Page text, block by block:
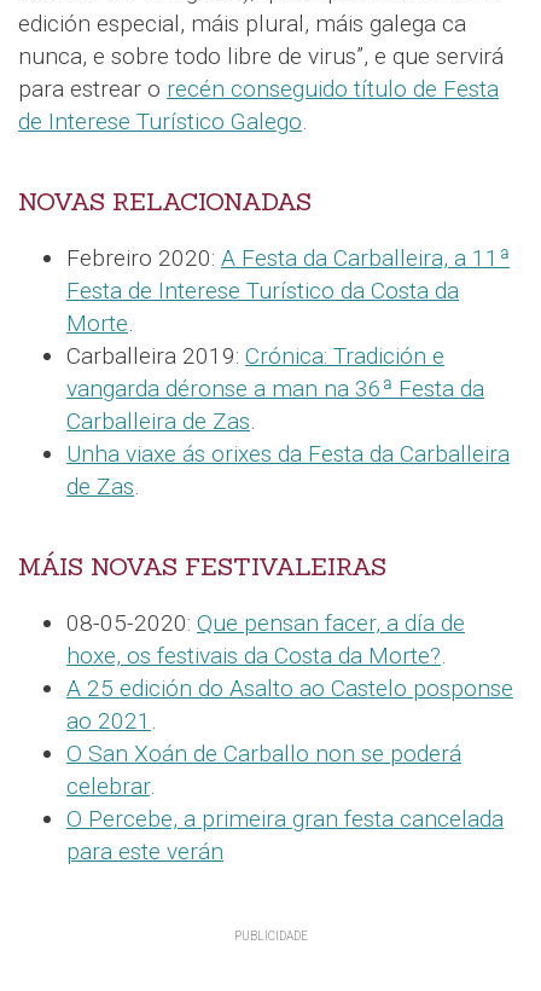
edición especial, máis plural, máis galega ca
nunca, e sobre todo libre de virus”, e que servirá
para estrear o recén conseguido título de Festa
de Interese Turístico Galego.
NOVAS RELACIONADAS
Febreiro 2020: A Festa da Carballeira, a 11ª
Festa de Interese Turístico da Costa da
Morte.
Carballeira 2019: Crónica: Tradición e
vangarda déronse a man na 36ª Festa da
Carballeira de Zas.
Unha viaxe ás orixes da Festa da Carballeira
de Zas.
MÁIS NOVAS FESTIVALEIRAS
08-05-2020: Que pensan facer, a día de
hoxe, os festivais da Costa da Morte?.
A 25 edición do Asalto ao Castelo posponse
ao 2021 .
O San Xoán de Carballo non se poderá
celebrar.
O Percebe, a primeira gran festa cancelada
para este verán